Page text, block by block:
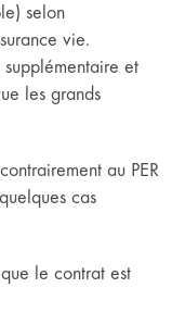
selon
vie.
et
les grands
au PER
cas
le contrat est